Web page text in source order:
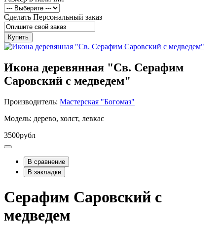
Сделать Персональный заказ
Купить
Икона деревянная "Св. Серафим
Саровский с медведем"
Производитель: Мастерская "Богомаз"
Модель: дерево, холст, левкас
3500рубл
В сравнение
В закладки
Серафим Саровский с
медведем